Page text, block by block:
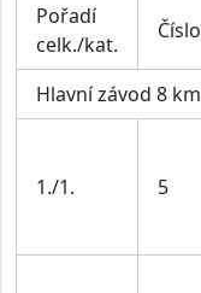
Pořadí
celk./kat.
Číslo
Hlavní závod 8 km
1./1. 5